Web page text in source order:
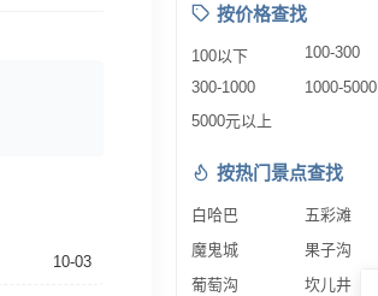
10-03
按价格查找
100以下
100-300
300-1000
1000-5000
5000元以上
按热门景点查找
白哈巴
五彩滩
魔鬼城
果子沟
葡萄沟
坎儿井